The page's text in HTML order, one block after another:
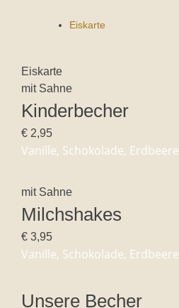
Eiskarte
Eiskarte
mit Sahne
Kinderbecher
€ 2,95
Vanille, Schokolade, Erdbeere
mit Sahne
Milchshakes
€ 3,95
Vanille, Schokolade, Erdbeere
Unsere Becher